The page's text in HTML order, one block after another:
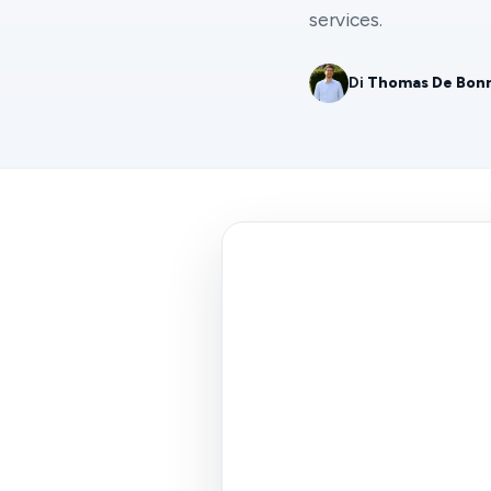
services.
Di Thomas De